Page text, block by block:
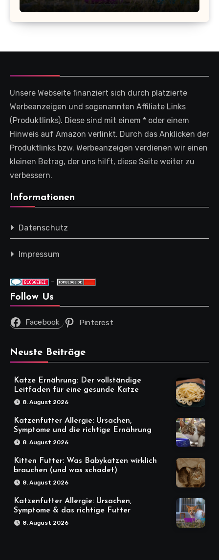
Unsere Webseite finanziert sich durch platzierte
Werbeanzeigen und sogenannten Affiliate Links
(Produktlinks). Diese sind mit einem * oder einem
Hinweis auf Amazon verlinkt. Durch das Anklicken der
Produktlinks bzw. Werbeanzeigen verdienen wir einen
kleinen Betrag, der uns hilft, diese Seite weiter zu
verbessern.
Informationen
Datenschutz
Impressum
-
Follow Us
Facebook Pinterest
Neuste Beiträge
Katze Ernährung: Der vollständige
Leitfaden für eine gesunde Katze
8. August 2026
Katzenfutter Allergie: Ursachen,
Symptome und die richtige Ernährung
8. August 2026
Kitten Futter: Was Babykatzen wirklich
brauchen (und was schadet)
8. August 2026
Katzenfutter Allergie: Ursachen,
Symptome & das richtige Futter
8. August 2026